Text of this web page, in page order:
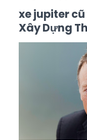
xe jupiter
Xây Dựng